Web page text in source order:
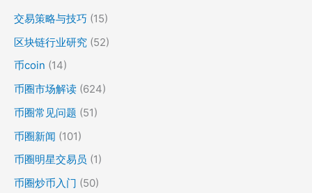
交易策略与技巧 (15)
区块链行业研究 (52)
币coin (14)
币圈市场解读 (624)
币圈常见问题 (51)
币圈新闻 (101)
币圈明星交易员 (1)
币圈炒币入门 (50)